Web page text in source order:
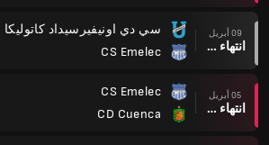
09 أبريل
انتهاء وقت المباراة
سي دي اونيفيرسيداد كاتوليكا
CS Emelec
05 أبريل
انتهاء وقت المباراة
CS Emelec
CD Cuenca